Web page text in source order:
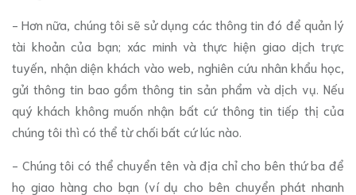
- Hơn nữa, chúng tôi sẽ sử dụng các thông tin đó để quản lý
tài khoản của bạn; xác minh và thực hiện giao dịch trực
tuyến, nhận diện khách vào web, nghiên cứu nhân khẩu học,
gửi thông tin bao gồm thông tin sản phẩm và dịch vụ. Nếu
quý khách không muốn nhận bất cứ thông tin tiếp thị của
chúng tôi thì có thể từ chối bất cứ lúc nào.
- Chúng tôi có thể chuyển tên và địa chỉ cho bên thứ ba để
họ giao hàng cho bạn (ví dụ cho bên chuyển phát nhanh